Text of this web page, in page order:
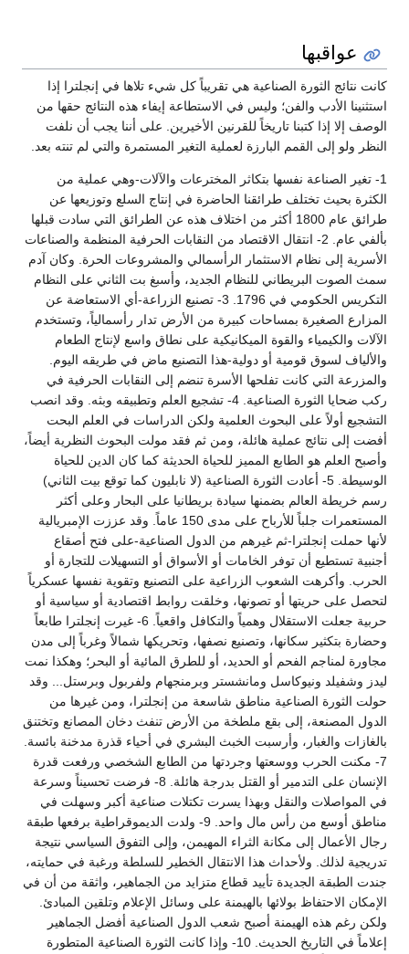
عواقبها
كانت نتائج الثورة الصناعية هي تقريباً كل شيء تلاها في إنجلترا إذا
استثنينا الأدب والفن؛ وليس في الاستطاعة إيفاء هذه النتائج حقها من
الوصف إلا إذا كتبنا تاريخاً للقرنين الأخيرين. على أننا يجب أن نلفت
النظر ولو إلى القمم البارزة لعملية التغير المستمرة والتي لم تنته بعد.
1- تغير الصناعة نفسها بتكاثر المخترعات والآلات-وهي عملية من
الكثرة بحيث تختلف طرائقنا الحاضرة في إنتاج السلع وتوزيعها عن
طرائق عام 1800 أكثر من اختلاف هذه عن الطرائق التي سادت قبلها
بألفي عام. 2- انتقال الاقتصاد من النقابات الحرفية المنظمة والصناعات
الأسرية إلى نظام الاستثمار الرأسمالي والمشروعات الحرة. وكان آدم
سمث الصوت البريطاني للنظام الجديد، وأسبغ بت الثاني على النظام
التكريس الحكومي في 1796. 3- تصنيع الزراعة-أي الاستعاضة عن
المزارع الصغيرة بمساحات كبيرة من الأرض تدار رأسمالياً، وتستخدم
الآلات والكيمياء والقوة الميكانيكية على نطاق واسع لإنتاج الطعام
والألياف لسوق قومية أو دولية-هذا التصنيع ماض في طريقه اليوم.
والمزرعة التي كانت تفلحها الأسرة تنضم إلى النقابات الحرفية في
ركب ضحايا الثورة الصناعية. 4- تشجيع العلم وتطبيقه وبثه. وقد انصب
التشجيع أولاً على البحوث العلمية ولكن الدراسات في العلم البحت
أفضت إلى نتائج عملية هائلة، ومن ثم فقد مولت البحوث النظرية أيضاً،
وأصبح العلم هو الطابع المميز للحياة الحديثة كما كان الدين للحياة
الوسيطة. 5- أعادت الثورة الصناعية (لا نابليون كما توقع بيت الثاني)
رسم خريطة العالم بضمنها سيادة بريطانيا على البحار وعلى أكثر
المستعمرات جلباً للأرباح على مدى 150 عاماً. وقد عززت الإمبريالية
لأنها حملت إنجلترا-ثم غيرهم من الدول الصناعية-على فتح أصقاع
أجنبية تستطيع أن توفر الخامات أو الأسواق أو التسهيلات للتجارة أو
الحرب. وأكرهت الشعوب الزراعية على التصنيع وتقوية نفسها عسكرياً
لتحصل على حريتها أو تصونها، وخلقت روابط اقتصادية أو سياسية أو
حربية جعلت الاستقلال وهمياً والتكافل واقعياً. 6- غيرت إنجلترا طابعاً
وحضارة بتكثير سكانها، وتصنيع نصفها، وتحريكها شمالاً وغرباً إلى مدن
مجاورة لمناجم الفحم أو الحديد، أو للطرق المائية أو البحر؛ وهكذا نمت
ليدز وشفيلد ونيوكاسل ومانشستر وبرمنجهام ولفربول وبرستل... وقد
حولت الثورة الصناعية مناطق شاسعة من إنجلترا، ومن غيرها من
الدول المصنعة، إلى بقع ملطخة من الأرض تنفث دخان المصانع وتختنق
بالغازات والغبار، وأرسبت الخبث البشري في أحياء قذرة مدخنة بائسة.
7- مكنت الحرب ووسعتها وجردتها من الطابع الشخصي ورفعت قدرة
الإنسان على التدمير أو القتل بدرجة هائلة. 8- فرضت تحسيناً وسرعة
في المواصلات والنقل وبهذا يسرت تكتلات صناعية أكبر وسهلت في
مناطق أوسع من رأس مال واحد. 9- ولدت الديموقراطية برفعها طبقة
رجال الأعمال إلى مكانة الثراء المهيمن، وإلى التفوق السياسي نتيجة
تدريجية لذلك. ولأحداث هذا الانتقال الخطير للسلطة ورغبة في حمايته،
جندت الطبقة الجديدة تأييد قطاع متزايد من الجماهير، واثقة من أن في
الإمكان الاحتفاظ بولائها بالهيمنة على وسائل الإعلام وتلقين المبادئ.
ولكن رغم هذه الهيمنة أصبح شعب الدول الصناعية أفضل الجماهير
إعلاماً في التاريخ الحديث. 10- وإذا كانت الثورة الصناعية المتطورة